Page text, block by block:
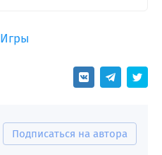
Игры
Подписаться на автора